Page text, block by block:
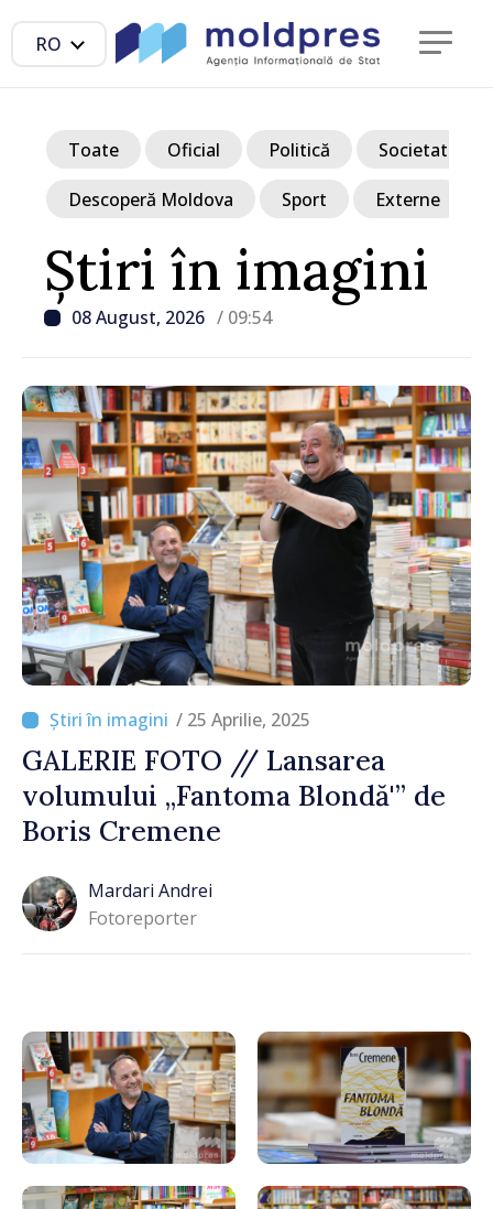
RO
Știri în imagini
08 August, 2026 / 09:54
Toate Oficial Politică Societate
Descoperă Moldova Sport Externe
/ 25 Aprilie, 2025
GALERIE FOTO // Lansarea
volumului „Fantoma Blondă'” de
Boris Cremene
Mardari Andrei
Fotoreporter